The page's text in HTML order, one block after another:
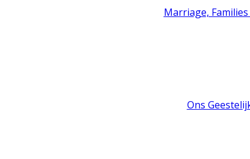
Marriage,
Ons